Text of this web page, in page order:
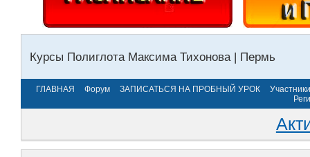
Курсы Полиглота Максима Тихонова | Пермь
ГЛАВНАЯ Форум ЗАПИСАТЬСЯ НА ПРОБНЫЙ УРОК
Участники